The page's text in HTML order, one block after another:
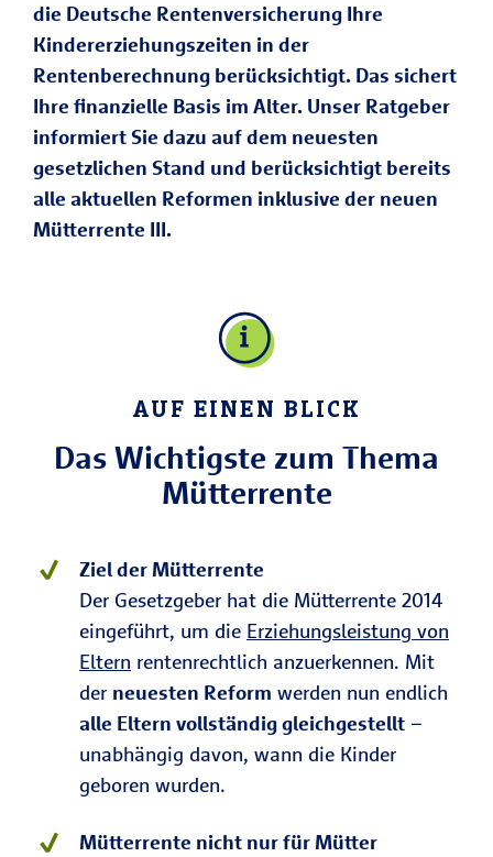
die Deutsche Rentenversicherung Ihre
Kindererziehungszeiten in der
Rentenberechnung berücksichtigt. Das sichert
Ihre finanzielle Basis im Alter. Unser Ratgeber
informiert Sie dazu auf dem neuesten
gesetzlichen Stand und berücksichtigt bereits
alle aktuellen Reformen inklusive der neuen
Mütterrente III.
AUF EINEN BLICK
Das Wichtigste zum Thema
Mütterrente
Ziel der Mütterrente
Der Gesetzgeber hat die Mütterrente 2014
eingeführt, um die Erziehungsleistung von
Eltern rentenrechtlich anzuerkennen. Mit
der neuesten Reform werden nun endlich
alle Eltern vollständig gleichgestellt –
unabhängig davon, wann die Kinder
geboren wurden.
Mütterrente nicht nur für Mütter